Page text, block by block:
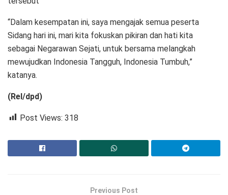
“Dalam kesempatan ini, saya mengajak semua peserta
Sidang hari ini, mari kita fokuskan pikiran dan hati kita
sebagai Negarawan Sejati, untuk bersama melangkah
mewujudkan Indonesia Tangguh, Indonesia Tumbuh,”
katanya.
(Rel/dpd)
Post Views: 318
Previous Post